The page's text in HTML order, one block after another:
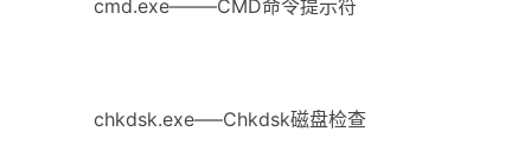
cmd.exe——–CMD命令提示符
chkdsk.exe—–Chkdsk磁盘检查